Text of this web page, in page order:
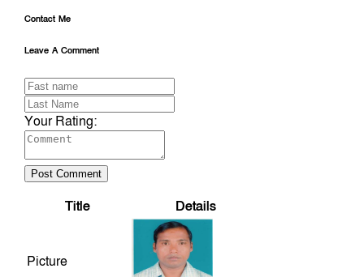
Contact Me
Leave A Comment
Your Rating:
Post Comment
Title Details
Picture